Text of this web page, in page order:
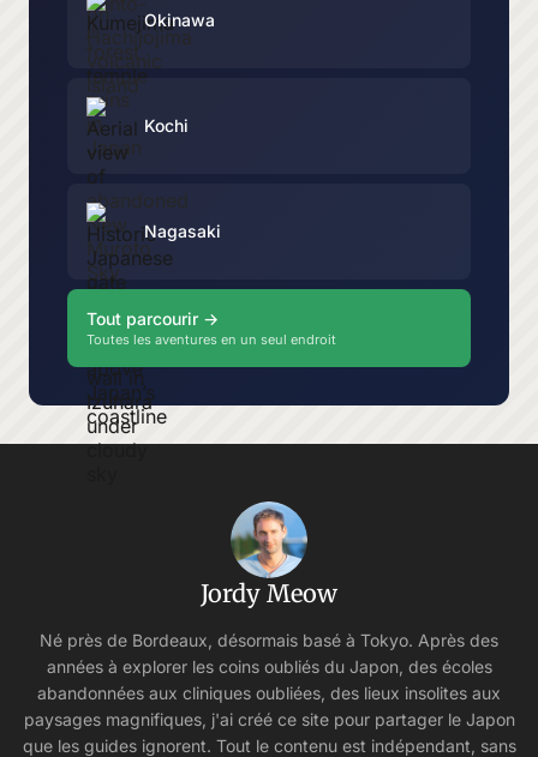
Okinawa
Kochi
Nagasaki
Tout parcourir →
Toutes les aventures en un seul endroit
Jordy Meow
Né près de Bordeaux, désormais basé à Tokyo. Après des
années à explorer les coins oubliés du Japon, des écoles
abandonnées aux cliniques oubliées, des lieux insolites aux
paysages magnifiques, j'ai créé ce site pour partager le Japon
que les guides ignorent. Tout le contenu est indépendant, sans